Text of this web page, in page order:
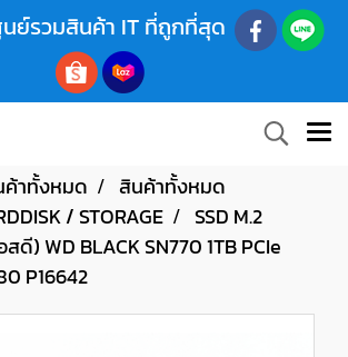
ย์รวมสินค้า IT ที่ถูกที่สุด
าทั้งหมด
สินค้าทั้งหมด
/ STORAGE
SSD M.2
สดี) WD BLACK SN770 1TB PCIe
P16642